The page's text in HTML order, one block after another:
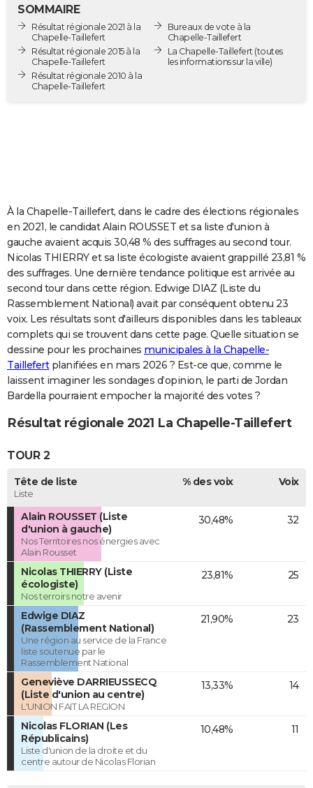
Destinations
City break
Voyage nature
Voyage de noces
Forum
Climat
GUIDES D'ACHAT
BONS PLANS
S'inscrire
Se connecter
Lycées
Collèges
Primaires
Universités
Entreprises
Service militaire
Avis de recherche
AVIS DE DÉCÈS
FORUM
Bricolage
Lifestyle
Culture
Sport
Auto
Television
Voyage
Cinema
SOMMAIRE
Résultat régionale 2021 à la
Chapelle-Taillefert
Résultat régionale 2015 à la
Chapelle-Taillefert
Résultat régionale 2010 à la
Chapelle-Taillefert
Bureaux de vote à la
Chapelle-Taillefert
La Chapelle-Taillefert (toutes
les informations sur la ville)
À la Chapelle-Taillefert, dans le cadre des élections régionales
en 2021, le candidat Alain ROUSSET et sa liste d'union à
gauche avaient acquis 30,48 % des suffrages au second tour.
Nicolas THIERRY et sa liste écologiste avaient grappillé 23,81 %
des suffrages. Une dernière tendance politique est arrivée au
second tour dans cette région. Edwige DIAZ (Liste du
Rassemblement National) avait par conséquent obtenu 23
voix. Les résultats sont d'ailleurs disponibles dans les tableaux
complets qui se trouvent dans cette page. Quelle situation se
dessine pour les prochaines municipales à la Chapelle-
Taillefertplanifiées en mars 2026 ? Est-ce que, comme le
laissent imaginer les sondages d’opinion, le parti de Jordan
Bardella pourraient empocher la majorité des votes ?
Résultat régionale 2021 La Chapelle-Taillefert
TOUR 2
Tête de liste
Liste
% des voix Voix
Alain ROUSSET (Liste
d'union à gauche)
Nos Territoires nos énergies avec
Alain Rousset
30,48% 32
Nicolas THIERRY (Liste
écologiste)
Nos terroirs notre avenir
23,81% 25
Edwige DIAZ
(Rassemblement National)
Une région au service de la France
liste soutenue par le
Rassemblement National
21,90% 23
Geneviève DARRIEUSSECQ
(Liste d'union au centre)
L'UNION FAIT LA REGION
13,33% 14
Nicolas FLORIAN (Les
Républicains)
Liste d'union de la droite et du
centre autour de Nicolas Florian
10,48% 11